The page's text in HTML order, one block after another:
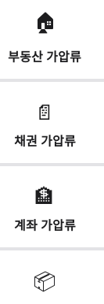
🏠
부동산 가압류
📄
채권 가압류
🏦
계좌가압류
📦